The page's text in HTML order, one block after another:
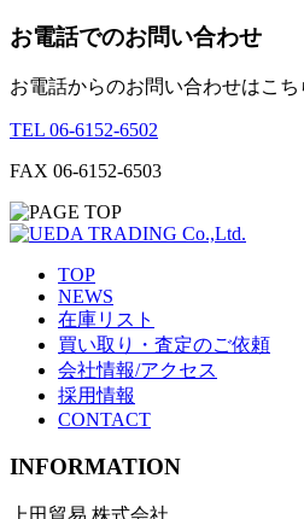
お電話でのお問い合わせ
お電話からのお問い合わせはこち
TEL 06-6152-6502
FAX 06-6152-6503
TOP
NEWS
在庫リスト
買い取り・査定のご依頼
会社情報/アクセス
採用情報
CONTACT
INFORMATION
上田貿易 株式会社